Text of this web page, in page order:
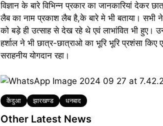
विज्ञान के बारे विभिन्न प्रकार का जानकारियां देकर
लैब का नाम प्रकाश लैब है,के बारे मे भी बताया। सभी ने
को बड़े ही उत्साह से देख रहे थे एवं लाभांवित भी हुए।
हर्शाल ने भी छात्र-छात्राओ का भूरि भूरि प्रशंसा
सराहनीय योगदान रहा।
Tags
केंदुआ झारखण्ड धनबाद
Other Latest News